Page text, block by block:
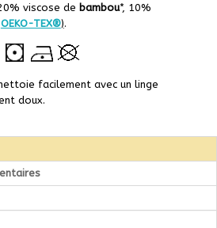
viscose de bambou*, 10%
OEKO-TEX®).
facilement avec un linge
doux.